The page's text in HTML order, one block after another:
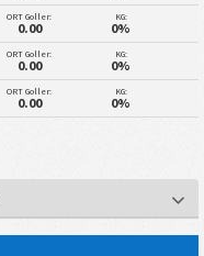
ORT Goller:
0.00
KG:
0%
ORT Goller:
0.00
KG:
0%
ORT Goller:
0.00
KG:
0%